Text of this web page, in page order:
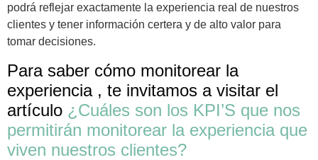
podrá reflejar exactamente la experiencia real de nuestros
clientes y tener información certera y de alto valor para
tomar decisiones.
Para saber cómo monitorear la
experiencia , te invitamos a visitar el
artículo ¿Cuáles son los KPI’S que nos
permitirán monitorear la experiencia que
viven nuestros clientes?